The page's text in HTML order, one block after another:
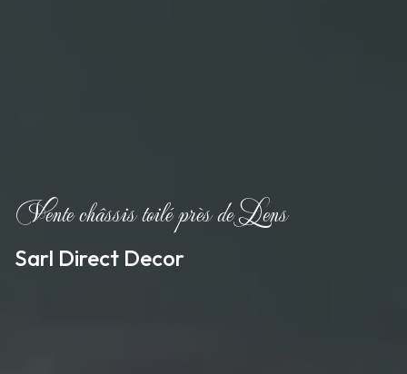
Vente châssis toilé près de Lens
Sarl Direct Decor